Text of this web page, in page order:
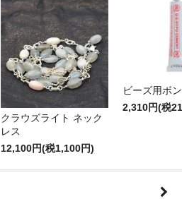
クラウズライト ネック
レス
12,100円(税1,100円)
ビーズ用ボ
2,310円(税